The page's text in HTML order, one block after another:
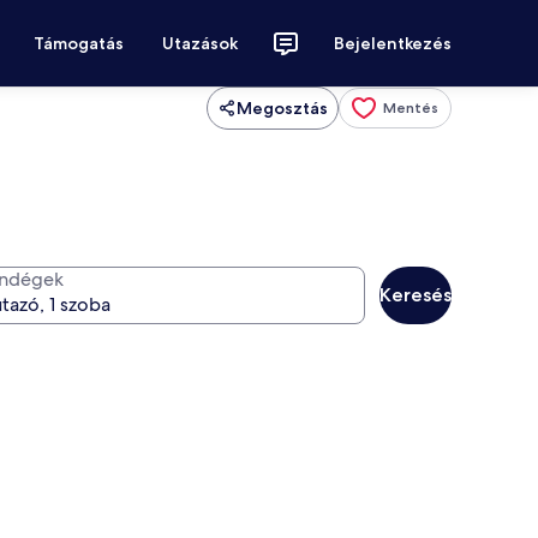
Támogatás Utazások Bejelentkezés
Megosztás Mentés
Keresés